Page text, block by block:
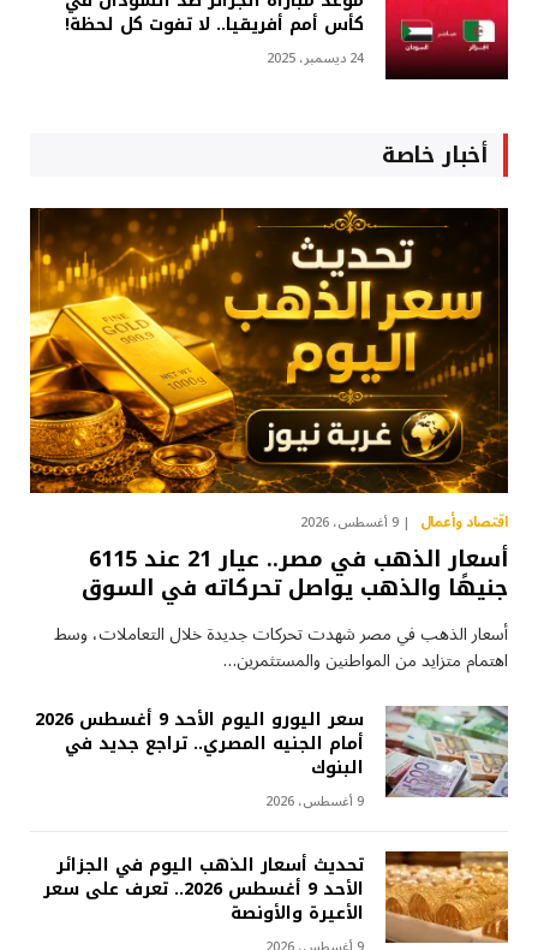
كأس أمم أفريقيا.. لا تفوت كل لحظة!
24 ديسمبر، 2025
أخبار خاصة
اقتصاد وأعمال 9 أغسطس، 2026
أسعار الذهب في مصر.. عيار 21 عند 6115
جنيهًا والذهب يواصل تحركاته في السوق
أسعار الذهب في مصر شهدت تحركات جديدة خلال التعاملات، وسط
اهتمام متزايد من المواطنين والمستثمرين…
سعر اليورو اليوم الأحد 9 أغسطس 2026
أمام الجنيه المصري.. تراجع جديد في
البنوك
9 أغسطس، 2026
تحديث أسعار الذهب اليوم في الجزائر
الأحد 9 أغسطس 2026.. تعرف على سعر
الأعيرة والأونصة